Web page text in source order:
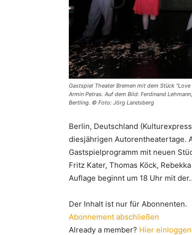
Gastspiel Theater Bremen mit dem Stück
Armin Petras. Auf dem Bild: Ferdinand
Bertling. © Foto: Jörg Landsberg
Berlin, Deutschland
diesjährigen Autorentheatertage.
Gastspielprogramm mit neuen
Fritz Kater, Thomas Köck,
Auflage beginnt um 18 Uhr mit
Der Inhalt ist nur für Abonnenten.
Abonnement abschließen
Already a member? Hier einloggen